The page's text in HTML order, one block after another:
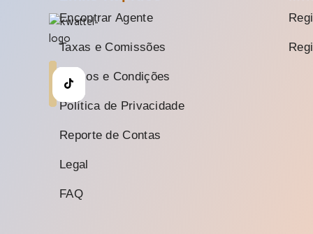
Encontrar Agente
Taxas e Comissões
Termos e Condições
Política de Privacidade
Reporte de Contas
Legal
FAQ